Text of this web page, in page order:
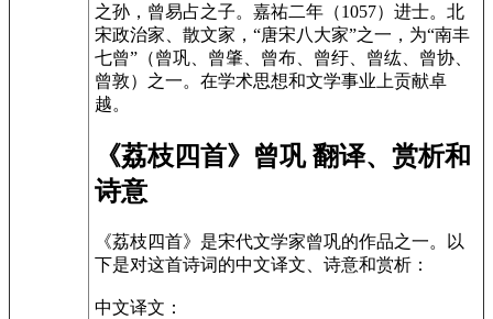
之孙，曾易占之子。嘉祐二年（1057）进士。北
宋政治家、散文家，“唐宋八大家”之一，为“南丰
七曾”（曾巩、曾肇、曾布、曾纡、曾纮、曾协、
曾敦）之一。在学术思想和文学事业上贡献卓
越。
《荔枝四首》曾巩 翻译、赏析和
诗意
《荔枝四首》是宋代文学家曾巩的作品之一。以
下是对这首诗词的中文译文、诗意和赏析：
中文译文：